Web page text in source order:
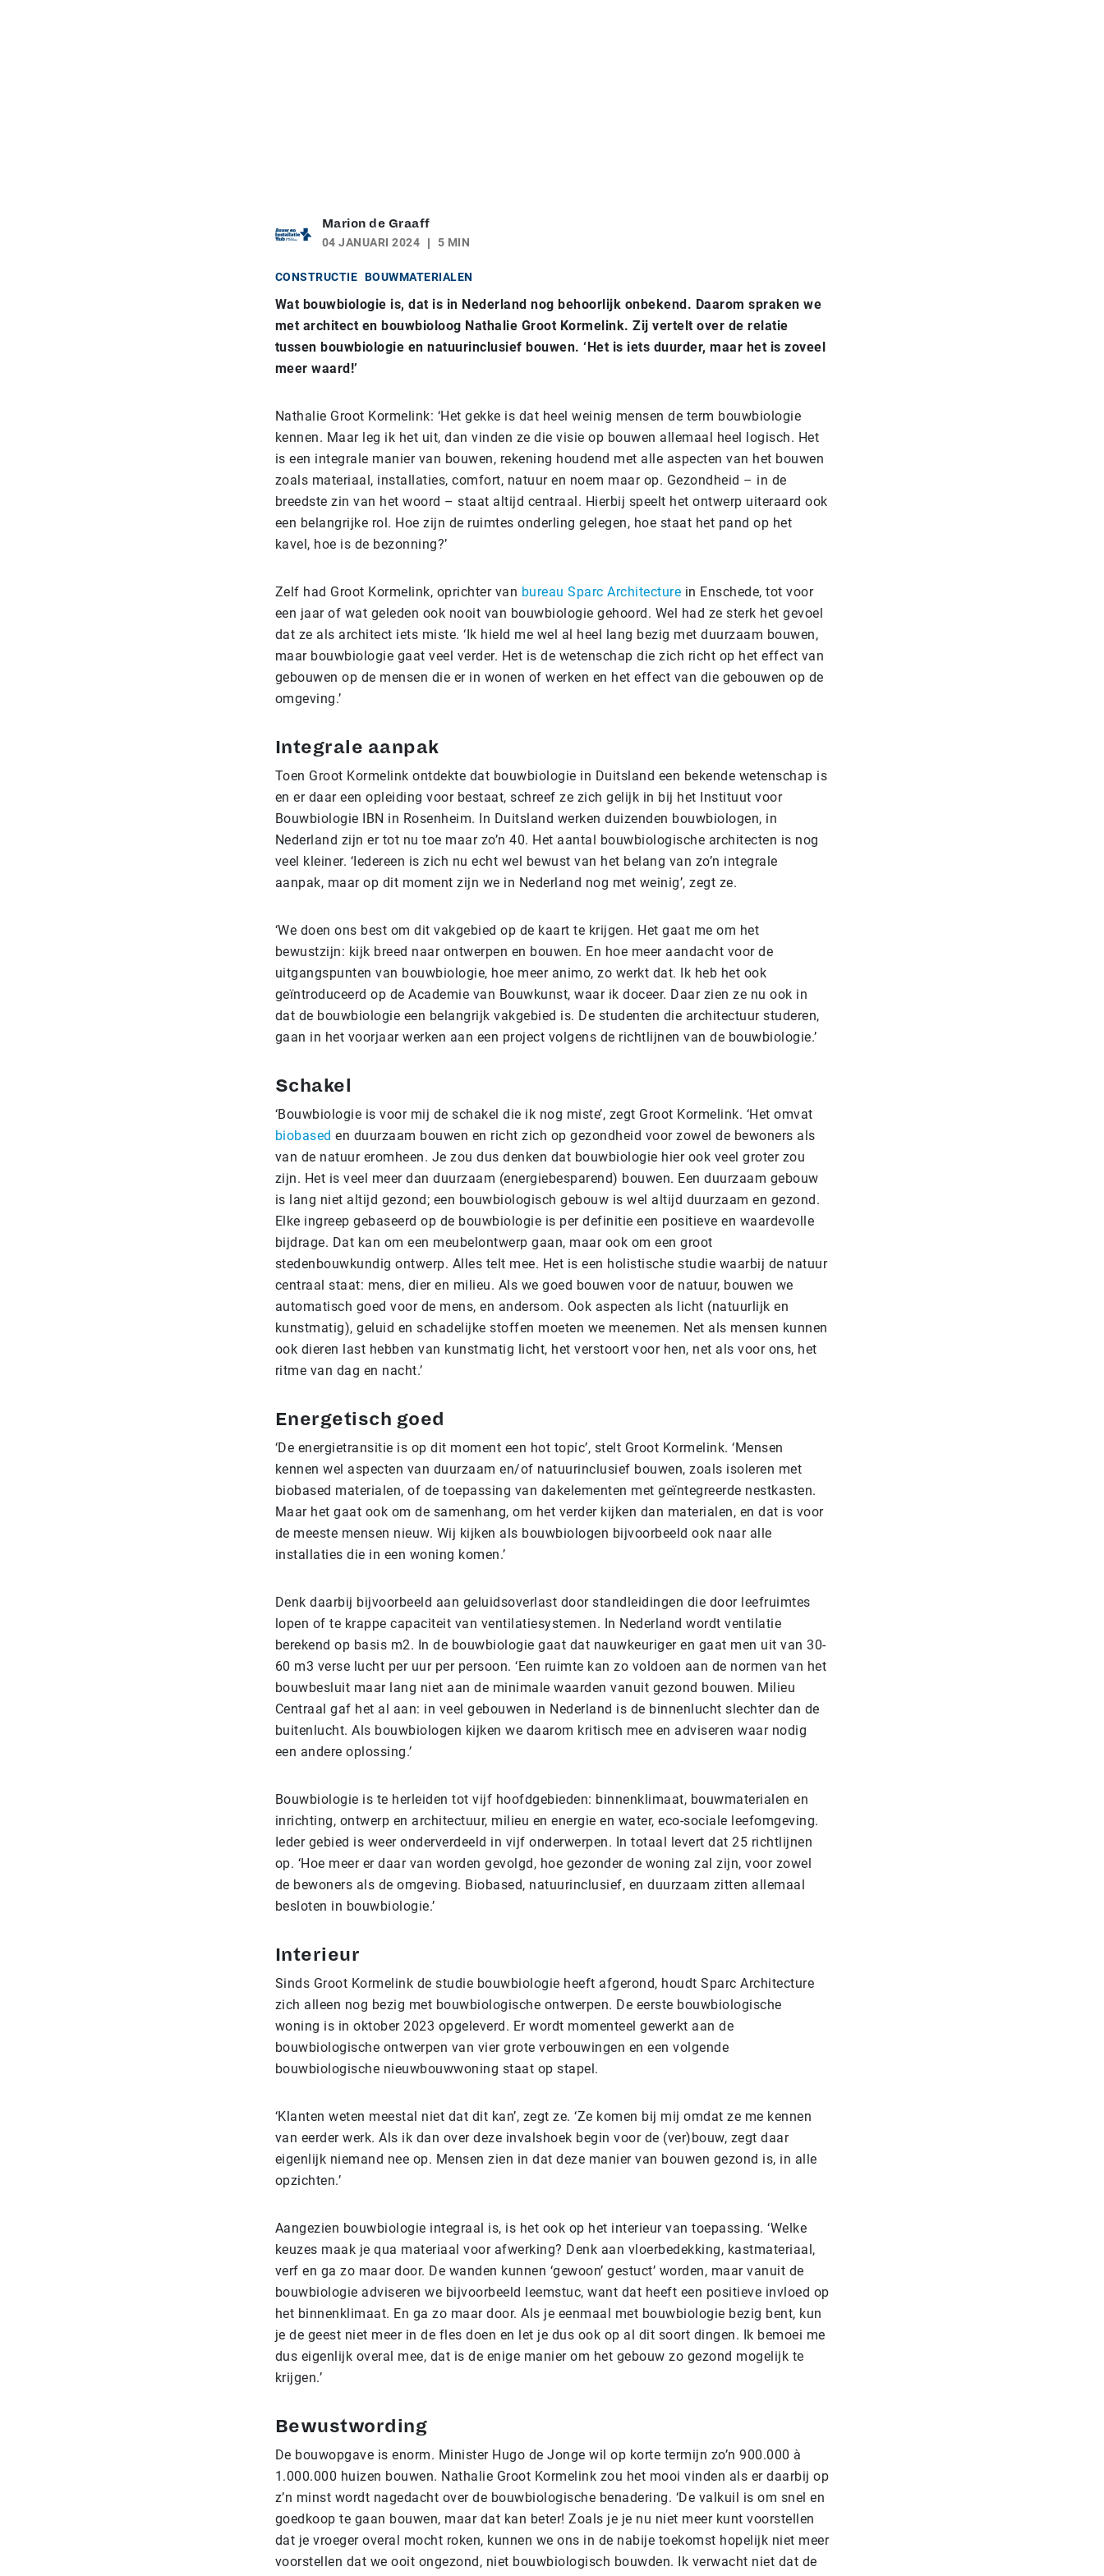
Marion de Graaff
04 JANUARI 2024
5 MIN
CONSTRUCTIE BOUWMATERIALEN
Wat bouwbiologie is, dat is in Nederland nog behoorlijk onbekend. Daarom spraken we
met architect en bouwbioloog Nathalie Groot Kormelink. Zij vertelt over de relatie
tussen bouwbiologie en natuurinclusief bouwen. ‘Het is iets duurder, maar het is zoveel
meer waard!’
Nathalie Groot Kormelink: ‘Het gekke is dat heel weinig mensen de term bouwbiologie
kennen. Maar leg ik het uit, dan vinden ze die visie op bouwen allemaal heel logisch. Het
is een integrale manier van bouwen, rekening houdend met alle aspecten van het bouwen
zoals materiaal, installaties, comfort, natuur en noem maar op. Gezondheid – in de
breedste zin van het woord – staat altijd centraal. Hierbij speelt het ontwerp uiteraard ook
een belangrijke rol. Hoe zijn de ruimtes onderling gelegen, hoe staat het pand op het
kavel, hoe is de bezonning?’
Zelf had Groot Kormelink, oprichter van bureau Sparc Architecture in Enschede, tot voor
een jaar of wat geleden ook nooit van bouwbiologie gehoord. Wel had ze sterk het gevoel
dat ze als architect iets miste. ‘Ik hield me wel al heel lang bezig met duurzaam bouwen,
maar bouwbiologie gaat veel verder. Het is de wetenschap die zich richt op het effect van
gebouwen op de mensen die er in wonen of werken en het effect van die gebouwen op de
omgeving.’
Integrale aanpak
Toen Groot Kormelink ontdekte dat bouwbiologie in Duitsland een bekende wetenschap is
en er daar een opleiding voor bestaat, schreef ze zich gelijk in bij het Instituut voor
Bouwbiologie IBN in Rosenheim. In Duitsland werken duizenden bouwbiologen, in
Nederland zijn er tot nu toe maar zo’n 40. Het aantal bouwbiologische architecten is nog
veel kleiner. ‘Iedereen is zich nu echt wel bewust van het belang van zo’n integrale
aanpak, maar op dit moment zijn we in Nederland nog met weinig’, zegt ze.
‘We doen ons best om dit vakgebied op de kaart te krijgen. Het gaat me om het
bewustzijn: kijk breed naar ontwerpen en bouwen. En hoe meer aandacht voor de
uitgangspunten van bouwbiologie, hoe meer animo, zo werkt dat. Ik heb het ook
geïntroduceerd op de Academie van Bouwkunst, waar ik doceer. Daar zien ze nu ook in
dat de bouwbiologie een belangrijk vakgebied is. De studenten die architectuur studeren,
gaan in het voorjaar werken aan een project volgens de richtlijnen van de bouwbiologie.’
Schakel
‘Bouwbiologie is voor mij de schakel die ik nog miste’, zegt Groot Kormelink. ‘Het omvat
biobased en duurzaam bouwen en richt zich op gezondheid voor zowel de bewoners als
van de natuur eromheen. Je zou dus denken dat bouwbiologie hier ook veel groter zou
zijn. Het is veel meer dan duurzaam (energiebesparend) bouwen. Een duurzaam gebouw
is lang niet altijd gezond; een bouwbiologisch gebouw is wel altijd duurzaam en gezond.
Elke ingreep gebaseerd op de bouwbiologie is per definitie een positieve en waardevolle
bijdrage. Dat kan om een meubelontwerp gaan, maar ook om een groot
stedenbouwkundig ontwerp. Alles telt mee. Het is een holistische studie waarbij de natuur
centraal staat: mens, dier en milieu. Als we goed bouwen voor de natuur, bouwen we
automatisch goed voor de mens, en andersom. Ook aspecten als licht (natuurlijk en
kunstmatig), geluid en schadelijke stoffen moeten we meenemen. Net als mensen kunnen
ook dieren last hebben van kunstmatig licht, het verstoort voor hen, net als voor ons, het
ritme van dag en nacht.’
Energetisch goed
‘De energietransitie is op dit moment een hot topic’, stelt Groot Kormelink. ‘Mensen
kennen wel aspecten van duurzaam en/of natuurinclusief bouwen, zoals isoleren met
biobased materialen, of de toepassing van dakelementen met geïntegreerde nestkasten.
Maar het gaat ook om de samenhang, om het verder kijken dan materialen, en dat is voor
de meeste mensen nieuw. Wij kijken als bouwbiologen bijvoorbeeld ook naar alle
installaties die in een woning komen.’
Denk daarbij bijvoorbeeld aan geluidsoverlast door standleidingen die door leefruimtes
lopen of te krappe capaciteit van ventilatiesystemen. In Nederland wordt ventilatie
berekend op basis m2. In de bouwbiologie gaat dat nauwkeuriger en gaat men uit van 30-
60 m3 verse lucht per uur per persoon. ‘Een ruimte kan zo voldoen aan de normen van het
bouwbesluit maar lang niet aan de minimale waarden vanuit gezond bouwen. Milieu
Centraal gaf het al aan: in veel gebouwen in Nederland is de binnenlucht slechter dan de
buitenlucht. Als bouwbiologen kijken we daarom kritisch mee en adviseren waar nodig
een andere oplossing.’
Bouwbiologie is te herleiden tot vijf hoofdgebieden: binnenklimaat, bouwmaterialen en
inrichting, ontwerp en architectuur, milieu en energie en water, eco-sociale leefomgeving.
Ieder gebied is weer onderverdeeld in vijf onderwerpen. In totaal levert dat 25 richtlijnen
op. ‘Hoe meer er daar van worden gevolgd, hoe gezonder de woning zal zijn, voor zowel
de bewoners als de omgeving. Biobased, natuurinclusief, en duurzaam zitten allemaal
besloten in bouwbiologie.’
Interieur
Sinds Groot Kormelink de studie bouwbiologie heeft afgerond, houdt Sparc Architecture
zich alleen nog bezig met bouwbiologische ontwerpen. De eerste bouwbiologische
woning is in oktober 2023 opgeleverd. Er wordt momenteel gewerkt aan de
bouwbiologische ontwerpen van vier grote verbouwingen en een volgende
bouwbiologische nieuwbouwwoning staat op stapel.
‘Klanten weten meestal niet dat dit kan’, zegt ze. ‘Ze komen bij mij omdat ze me kennen
van eerder werk. Als ik dan over deze invalshoek begin voor de (ver)bouw, zegt daar
eigenlijk niemand nee op. Mensen zien in dat deze manier van bouwen gezond is, in alle
opzichten.’
Aangezien bouwbiologie integraal is, is het ook op het interieur van toepassing. ‘Welke
keuzes maak je qua materiaal voor afwerking? Denk aan vloerbedekking, kastmateriaal,
verf en ga zo maar door. De wanden kunnen ‘gewoon’ gestuct’ worden, maar vanuit de
bouwbiologie adviseren we bijvoorbeeld leemstuc, want dat heeft een positieve invloed op
het binnenklimaat. En ga zo maar door. Als je eenmaal met bouwbiologie bezig bent, kun
je de geest niet meer in de fles doen en let je dus ook op al dit soort dingen. Ik bemoei me
dus eigenlijk overal mee, dat is de enige manier om het gebouw zo gezond mogelijk te
krijgen.’
Bewustwording
De bouwopgave is enorm. Minister Hugo de Jonge wil op korte termijn zo’n 900.000 à
1.000.000 huizen bouwen. Nathalie Groot Kormelink zou het mooi vinden als er daarbij op
z’n minst wordt nagedacht over de bouwbiologische benadering. ‘De valkuil is om snel en
goedkoop te gaan bouwen, maar dat kan beter! Zoals je je nu niet meer kunt voorstellen
dat je vroeger overal mocht roken, kunnen we ons in de nabije toekomst hopelijk niet meer
voorstellen dat we ooit ongezond, niet bouwbiologisch bouwden. Ik verwacht niet dat de